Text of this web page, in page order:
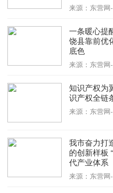
来源：东营网
一条暖心提
饶县靠前优
底色
来源：东营网
知识产权
识产权全链
来源：东营网
我市奋力打
的创新样板
代产业体系
来源：东营网